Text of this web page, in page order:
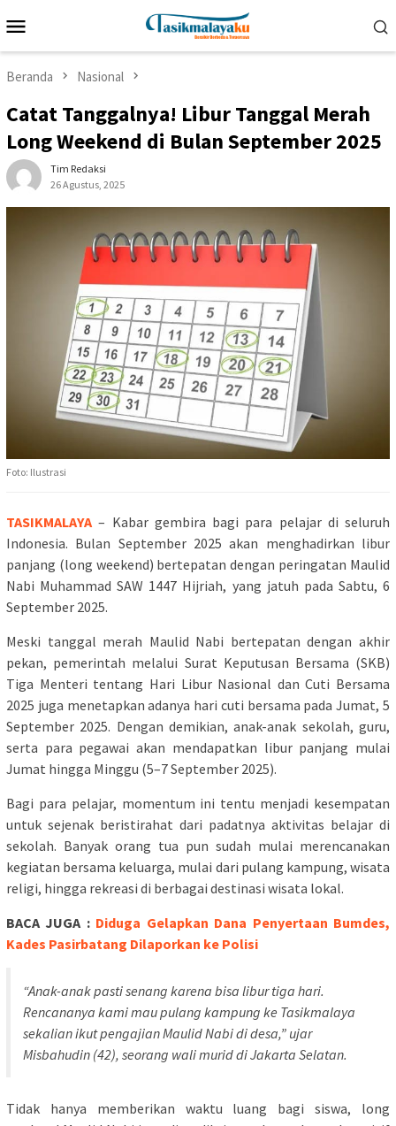
ke
Mobile
Beranda Nasional
Catat Tanggalnya! Libur Tanggal Merah
Long Weekend di Bulan September 2025
Tim Redaksi
26 Agustus, 2025
Foto: Ilustrasi
TASIKMALAYA – Kabar gembira bagi para pelajar di seluruh
Indonesia. Bulan September 2025 akan menghadirkan libur
panjang (long weekend) bertepatan dengan peringatan Maulid
Nabi Muhammad SAW 1447 Hijriah, yang jatuh pada Sabtu, 6
September 2025.
Meski tanggal merah Maulid Nabi bertepatan dengan akhir
pekan, pemerintah melalui Surat Keputusan Bersama (SKB)
Tiga Menteri tentang Hari Libur Nasional dan Cuti Bersama
2025 juga menetapkan adanya hari cuti bersama pada Jumat, 5
September 2025. Dengan demikian, anak-anak sekolah, guru,
serta para pegawai akan mendapatkan libur panjang mulai
Jumat hingga Minggu (5–7 September 2025).
Bagi para pelajar, momentum ini tentu menjadi kesempatan
untuk sejenak beristirahat dari padatnya aktivitas belajar di
sekolah. Banyak orang tua pun sudah mulai merencanakan
kegiatan bersama keluarga, mulai dari pulang kampung, wisata
religi, hingga rekreasi di berbagai destinasi wisata lokal.
BACA JUGA : Diduga Gelapkan Dana Penyertaan Bumdes,
Kades Pasirbatang Dilaporkan ke Polisi
“Anak-anak pasti senang karena bisa libur tiga hari.
Rencananya kami mau pulang kampung ke Tasikmalaya
sekalian ikut pengajian Maulid Nabi di desa,” ujar
Misbahudin (42), seorang wali murid di Jakarta Selatan.
Tidak hanya memberikan waktu luang bagi siswa, long